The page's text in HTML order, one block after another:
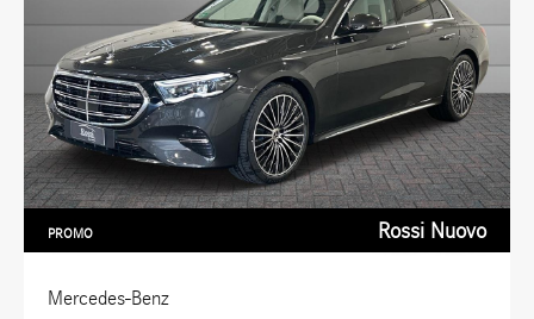
Mercedes-Benz
PROMO Rossi Nuovo